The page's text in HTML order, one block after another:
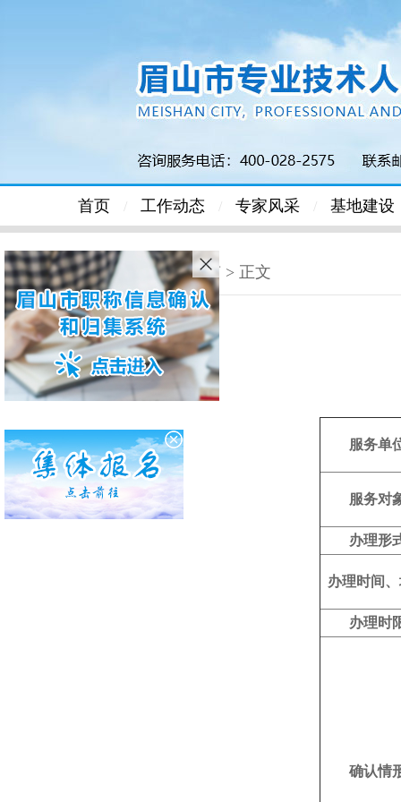
首页 / 工作动态 / 专家风采 / 基地建设
首页 >服务指南 > 正文
服务单
服务对
办理形
办理时间
办理时
确认情